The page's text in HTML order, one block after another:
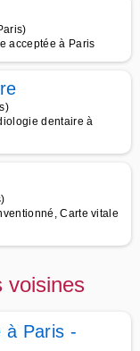
acceptée à Paris
dentaire à
Carte vitale
voisines
à Paris -